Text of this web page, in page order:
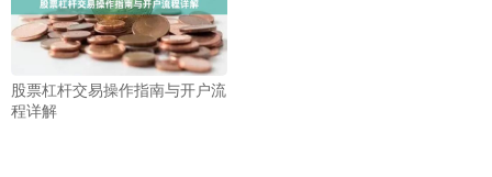
股票杠杆交易操作指南与开户流
程详解